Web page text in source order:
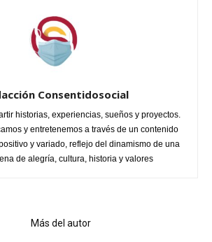
Consentidosocial
historias, experiencias, sueños y proyectos.
y entretenemos a través de un contenido
y variado, reflejo del dinamismo de una
de alegría, cultura, historia y valores
Más del autor